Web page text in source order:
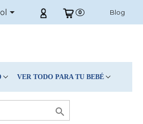
 0 Blog
VER TODO PARA TU BEBÉ
